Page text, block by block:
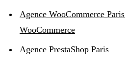
Agence WooCommerce
WooCommerce
Agence PrestaShop Paris